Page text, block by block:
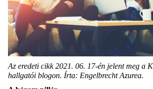
Az eredeti cikk 2021. 06. 17-én jelent meg a
hallgatói blogon. Írta: Engelbrecht Azurea.